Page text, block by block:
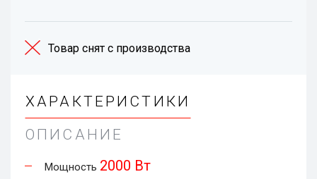
Товар снят с производства
ХАРАКТЕРИСТИКИ
ОПИСАНИЕ
Мощность 2000 Вт